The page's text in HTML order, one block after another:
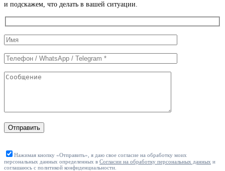
и подскажем, что делать в вашей ситуации.
Служебные
поля
формы
Отправить
Нажимая кнопку «Отправить», я даю свое согласие на обработку моих
персональных данных определенных в Согласии на обработку персональных данных и
соглашаюсь с политикой конфиденциальности.